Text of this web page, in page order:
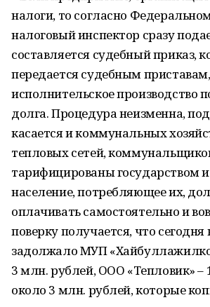
налоги, то согласно
налоговый инспектор сразу
составляется судебный приказ,
передается судебным
исполнительское производство
долга. Процедура неизменна,
касается и коммунальных
тепловых сетей,
тарифицированы государством и
население, потребляющее их,
оплачивать самостоятельно и
поверку получается, что сегодня
задолжало МУП
3 млн. рублей, ООО «Тепловик» –
около 3 млн. рублей, которые